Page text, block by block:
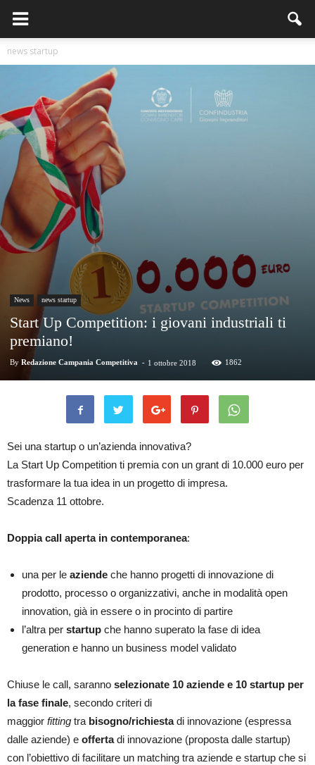
news startup
News news startup
Start Up Competition: i giovani industriali ti
premiano!
By Redazione Campania Competitiva - 1 ottobre 2018 1862
Sei una startup o un’azienda innovativa?
La Start Up Competition ti premia con un grant di 10.000 euro per
trasformare la tua idea in un progetto di impresa.
Scadenza 11 ottobre.
Doppia call aperta in contemporanea:
una per le aziende che hanno progetti di innovazione di
prodotto, processo o organizzativi, anche in modalità open
innovation, già in essere o in procinto di partire
l’altra per startup che hanno superato la fase di idea
generation e hanno un business model validato
Chiuse le call, saranno selezionate 10 aziende e 10 startup per
la fase finale, secondo criteri di
maggior fitting tra bisogno/richiestadi innovazione (espressa
dalle aziende) e offertadi innovazione (proposta dalle startup)
con l’obiettivo di facilitare un matching tra aziende e startup che si